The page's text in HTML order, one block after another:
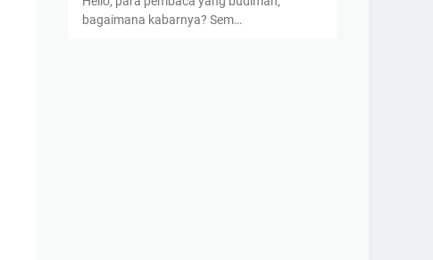
bagaimana kabarnya? Sem…